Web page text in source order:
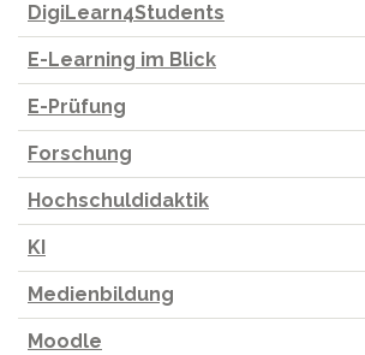
DigiLearn4Students
E-Learning im Blick
E-Prüfung
Forschung
Hochschuldidaktik
KI
Medienbildung
Moodle